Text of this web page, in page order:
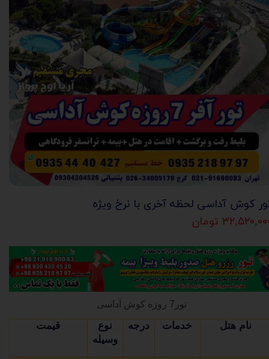
کوش آداسی لحظه آخری با نرخ ویژه
تومان
تور7 روزه کوش آداسی
نام هتل خدمات درجه
نوع
وسیله
قیمت